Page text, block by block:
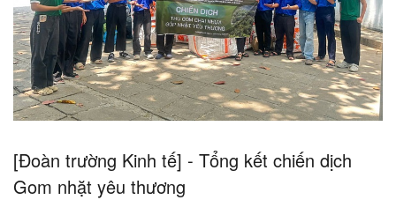
[Đoàn trường Kinh tế] - Tổng kết chiến dịch
Gom nhặt yêu thương